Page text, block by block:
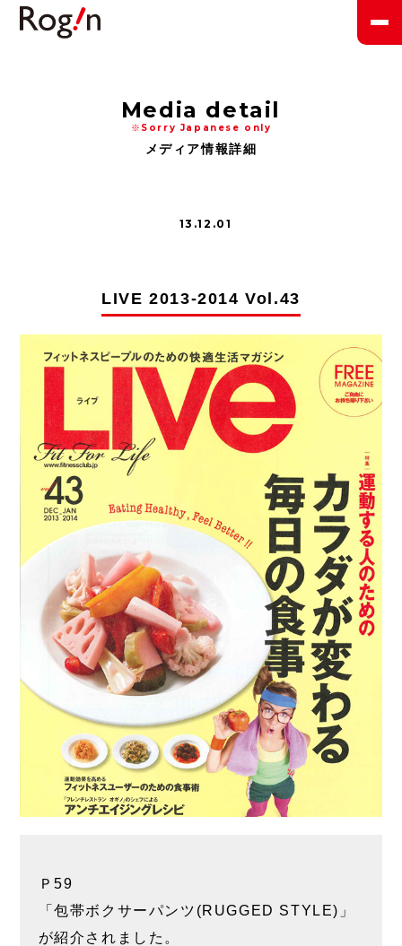
Media detail
※Sorry Japanese only
メディア情報詳細
13.12.01
LIVE 2013-2014 Vol.43
Ｐ59
「包帯ボクサーパンツ(RUGGED STYLE)」
が紹介されました。